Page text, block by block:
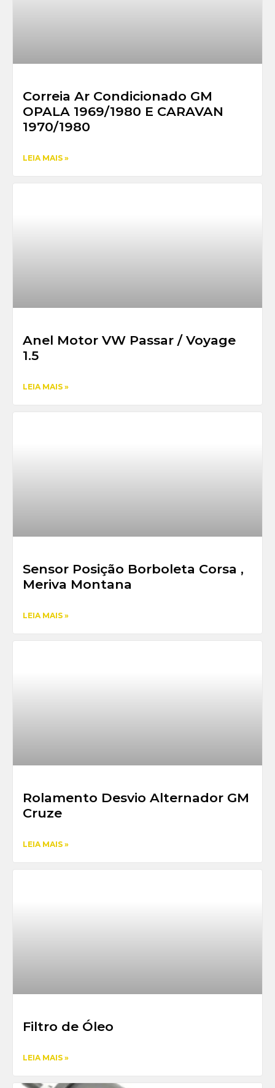
Correia Ar Condicionado GM
OPALA 1969/1980 E CARAVAN
1970/1980
LEIA MAIS »
Anel Motor VW Passar / Voyage
1.5
LEIA MAIS »
Sensor Posição Borboleta Corsa ,
Meriva Montana
LEIA MAIS »
Rolamento Desvio Alternador GM
Cruze
LEIA MAIS »
Filtro de Óleo
LEIA MAIS »